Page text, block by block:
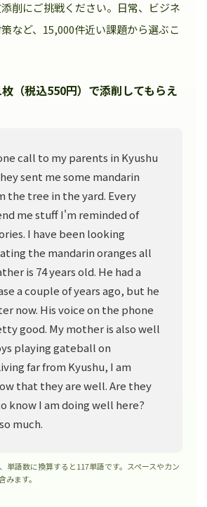
削にご挑戦ください。日常、ビジネ
など、15,000件近い課題から選ぶこ
（税込550円）で添削してもらえ
call to my parents in Kyushu
sent me some mandarin
the tree in the yard. Every
me stuff I'm reminded of
I have been looking
the mandarin oranges all
is 74 years old. He had a
a couple of years ago, but he
now. His voice on the phone
good. My mother is also well
playing gateball on
far from Kyushu, I am
that they are well. Are they
know I am doing well here?
much.
単語数に換算すると117単語です。スペースやカン
みます。